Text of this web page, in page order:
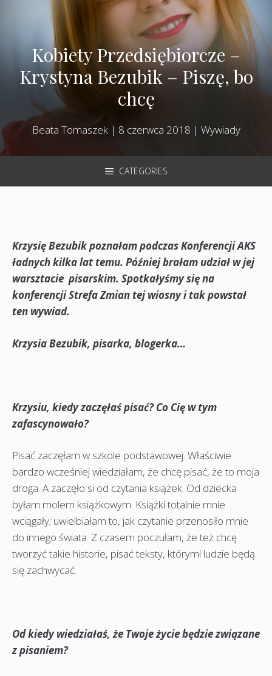
Kobiety Przedsiębiorcze –
Krystyna Bezubik – Piszę, bo
chcę
Beata Tomaszek| 8 czerwca 2018 | Wywiady
CATEGORIES
Krzysię Bezubik poznałam podczas Konferencji AKS
ładnych kilka lat temu. Później brałam udział w jej
warsztacie pisarskim. Spotkałyśmy się na
konferencji Strefa Zmian tej wiosny i tak powstał
ten wywiad.
Krzysia Bezubik, pisarka, blogerka…
Krzysiu, kiedy zaczęłaś pisać? Co Cię w tym
zafascynowało?
Pisać zaczęłam w szkole podstawowej. Właściwie
bardzo wcześniej wiedziałam, że chcę pisać, że to moja
droga. A zaczęło si od czytania książek. Od dziecka
byłam molem książkowym. Książki totalnie mnie
wciągały; uwielbiałam to, jak czytanie przenosiło mnie
do innego świata. Z czasem poczułam, że też chcę
tworzyć takie historie, pisać teksty, którymi ludzie będą
się zachwycać.
Od kiedy wiedziałaś, że Twoje życie będzie związane
z pisaniem?